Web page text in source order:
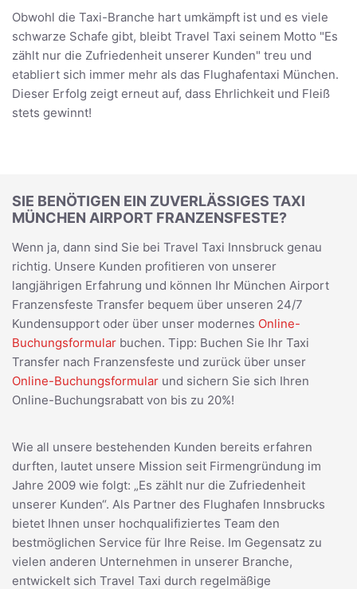
Obwohl die Taxi-Branche hart umkämpft ist und es viele
schwarze Schafe gibt, bleibt Travel Taxi seinem Motto "Es
zählt nur die Zufriedenheit unserer Kunden" treu und
etabliert sich immer mehr als das Flughafentaxi München.
Dieser Erfolg zeigt erneut auf, dass Ehrlichkeit und Fleiß
stets gewinnt!
SIE BENÖTIGEN EIN ZUVERLÄSSIGES TAXI
MÜNCHEN AIRPORT FRANZENSFESTE?
Wenn ja, dann sind Sie bei Travel Taxi Innsbruck genau
richtig. Unsere Kunden profitieren von unserer
langjährigen Erfahrung und können Ihr München Airport
Franzensfeste Transfer bequem über unseren 24/7
Kundensupport oder über unser modernes Online-
Buchungsformular buchen. Tipp: Buchen Sie Ihr Taxi
Transfer nach Franzensfeste und zurück über unser
Online-Buchungsformular und sichern Sie sich Ihren
Online-Buchungsrabatt von bis zu 20%!
Wie all unsere bestehenden Kunden bereits erfahren
durften, lautet unsere Mission seit Firmengründung im
Jahre 2009 wie folgt: „Es zählt nur die Zufriedenheit
unserer Kunden“. Als Partner des Flughafen Innsbrucks
bietet Ihnen unser hochqualifiziertes Team den
bestmöglichen Service für Ihre Reise. Im Gegensatz zu
vielen anderen Unternehmen in unserer Branche,
entwickelt sich Travel Taxi durch regelmäßige